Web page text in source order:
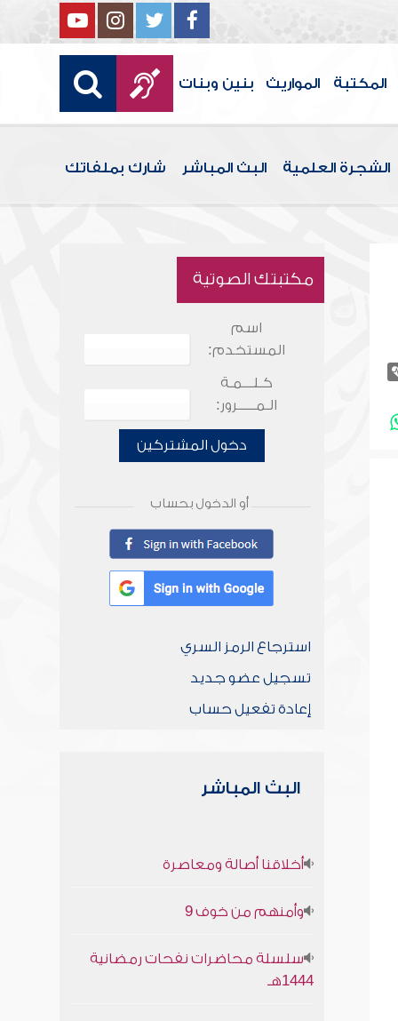
المكتبة المواريث بنين وبنات
الشجرة العلمية البث المباشر شارك بملفاتك
مكتبتك الصوتية
اسم
المستخدم:
كـلـــمـة
الـمـــــرور:
دخول المشتركين
أو الدخول بحساب
استرجاع الرمز السري
تسجيل عضو جديد
إعادة تفعيل حساب
البث المباشر
أخلاقنا أصالة ومعاصرة
وأمنهم من خوف 9
سلسلة محاضرات نفحات رمضانية
1444هـ